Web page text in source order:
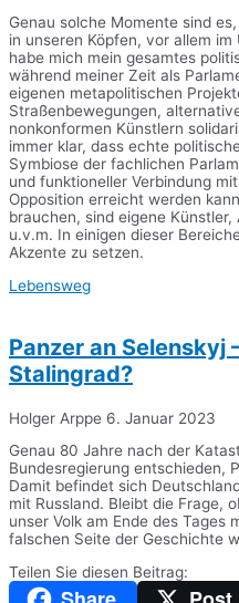
Genau solche Momente sind
in unseren Köpfen, vor allem
habe mich mein gesamtes
während meiner Zeit als
eigenen metapolitischen
Straßenbewegungen,
nonkonformen Künstlern
immer klar, dass echte
Symbiose der fachlichen
und funktioneller Verbindung
Opposition erreicht werden
brauchen, sind eigene
u.v.m. In einigen dieser
Akzente zu setzen.
Lebensweg
Panzer an Selenskyj
Stalingrad?
Holger Arppe 6. Januar 2023
Genau 80 Jahre nach der
Bundesregierung entschieden,
Damit befindet sich
mit Russland. Bleibt die Frage,
unser Volk am Ende des Tages
falschen Seite der Geschichte
Teilen Sie diesen Beitrag: